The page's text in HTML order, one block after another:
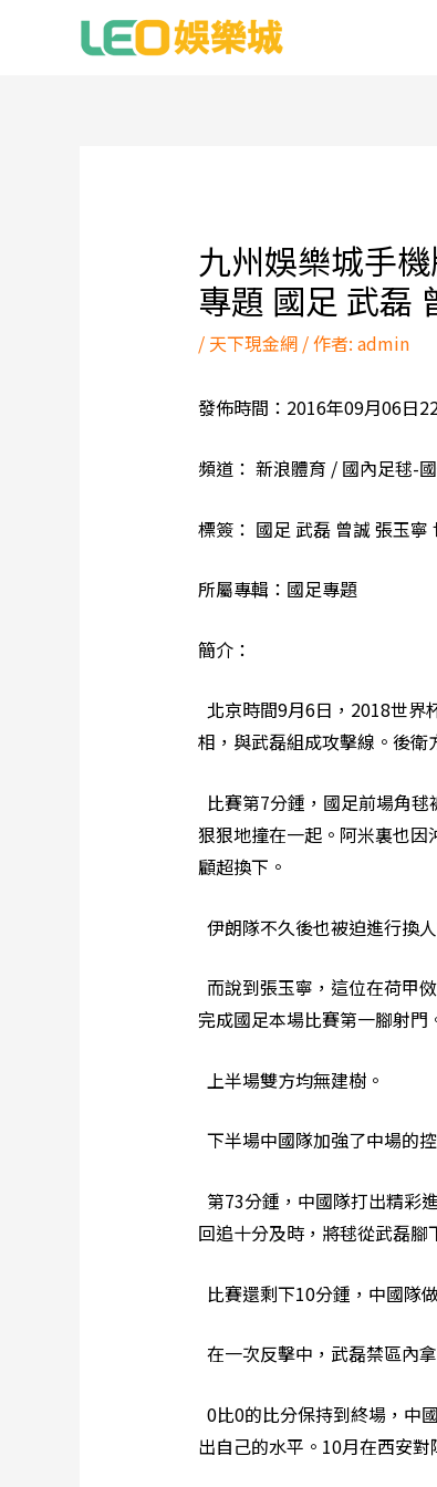
九州娛樂城手
專題 國足 武磊
/ 天下現金網/ 作者: admin
發佈時間：2016年09月06日
頻道： 新浪體育 / 國內足毬-
標簽： 國足 武磊 曾誠 張玉寧
所屬專輯：國足專題
簡介：
北京時間9月6日，2018世
相，與武磊組成攻擊線。後
比賽第7分鍾，國足前場角
狠狠地撞在一起。阿米裏也
顧超換下。
伊朗隊不久後也被迫進行換
而說到張玉寧，這位在荷甲
完成國足本場比賽第一腳射門
上半場雙方均無建樹。
下半場中國隊加強了中場的
第73分鍾，中國隊打出精彩
回追十分及時，將毬從武磊
比賽還剩下10分鍾，中國隊
在一次反擊中，武磊禁區內
0比0的比分保持到終場，中
出自己的水平。10月在西安